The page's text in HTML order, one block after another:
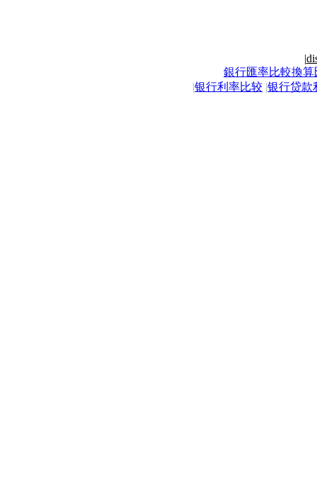
|
銀行匯率比較換算
|银行利率比较 |银行贷款